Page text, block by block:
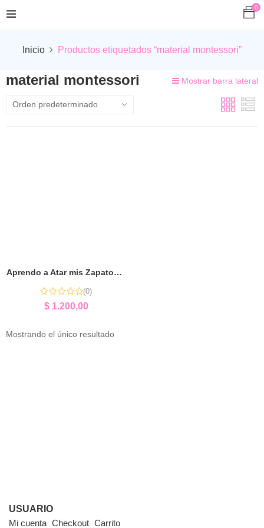
0
Inicio Productos etiquetados “material montessori”
material montessori Mostrar barra lateral
Aprendo a Atar mis Zapatos | Autonomía y Motricidad Fina
(0)
$1.200,00
Mostrando el único resultado
USUARIO
Mi cuenta Checkout Carrito